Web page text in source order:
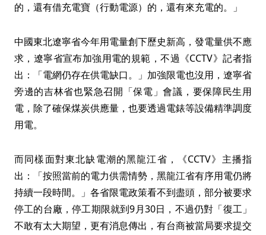
的，還有借充電寶（行動電源）的，還有來充電的。」
中國東北遼寧省今年用電量創下歷史新高，發電量供不應
求，遼寧省宣布加強用電的規範，不過《CCTV》記者指
出：「電網仍存在供電缺口。」加強限電也沒用，遼寧省
旁邊的吉林省也緊急召開「保電」會議，要保障民生用
電，除了確保煤炭供應量，也要透過電錶等設備精準調度
用電。
而同樣面對東北缺電潮的黑龍江省，《CCTV》主播指
出：「按照當前的電力供需情勢，黑龍江省有序用電仍將
持續一段時間。」各省限電政策看不到盡頭，部分被要求
停工的台廠，停工期限就到9月30日，不過仍對「復工」
不敢有太大期望，更有消息傳出，有台商被當局要求提交